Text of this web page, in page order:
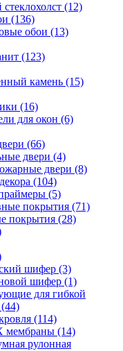
(12)
(136)
обои (13)
(123)
камень (15)
(16)
для окон (6)
(66)
двери (4)
двери (8)
(104)
(5)
покрытия (71)
покрытия (28)
шифер (3)
шифер (1)
для гибкой
(114)
(14)
рулонная